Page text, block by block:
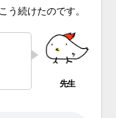
う続けたのです。